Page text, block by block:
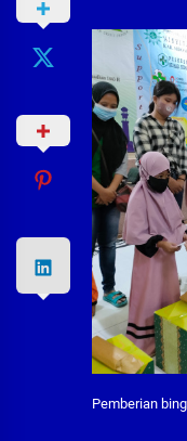
Pemberian